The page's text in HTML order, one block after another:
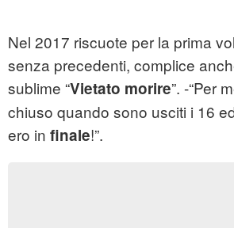
Nel 2017 riscuote per la prima
senza precedenti, complice
sublime “Vietato morire”. -“Per
chiuso quando sono usciti i 16
ero in finale!”.